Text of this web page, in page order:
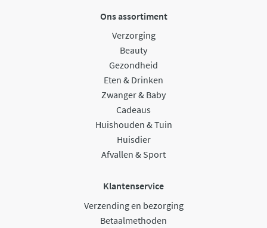
Ons assortiment
Verzorging
Beauty
Gezondheid
Eten & Drinken
Zwanger & Baby
Cadeaus
Huishouden & Tuin
Huisdier
Afvallen & Sport
Klantenservice
Verzending en bezorging
Betaalmethoden